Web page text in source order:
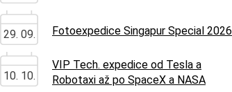
29. 09. Fotoexpedice Singapur Special 2026
10. 10.
VIP Tech. expedice od Tesla a
Robotaxi až po SpaceX a NASA